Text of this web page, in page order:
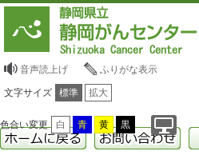
音声読上げ ふりがな表示
文字サイズ 標準 拡大
色合い変更 白 青 黄 黒